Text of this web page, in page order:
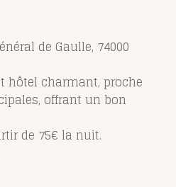
de Gaulle, 74000
hôtel charmant, proche
offrant un bon
de 75€ la nuit.